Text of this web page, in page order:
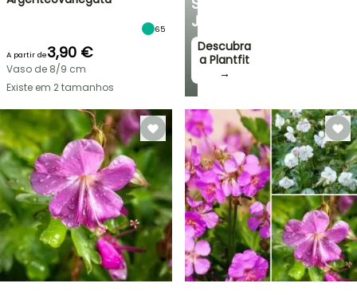
JARDIM
Descubra
a Plantfit
→
65
A partir de3,90 €
Vaso de 8/9 cm
Existe em 2 tamanhos